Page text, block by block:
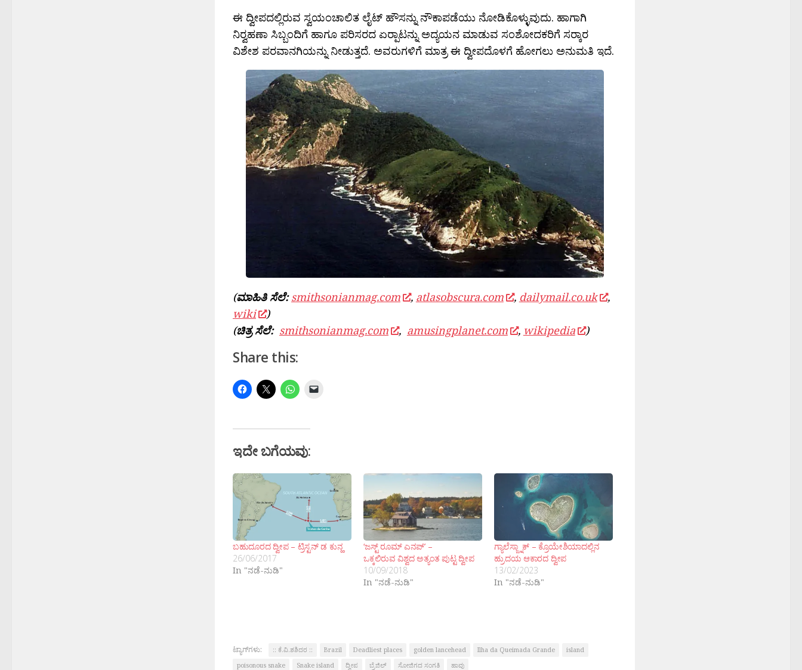
ಈ ದ್ವೀಪದಲ್ಲಿರುವ ಸ್ವಯಂಚಾಲಿತ ಲೈಟ್ ಹೌಸನ್ನು ನೌಕಾಪಡೆಯು ನೋಡಿಕೊಳ್ಳುವುದು. ಹಾಗಾಗಿ
ನಿರ‍್ವಹಣಾ ಸಿಬ್ಬಂದಿಗೆ ಹಾಗೂ ಪರಿಸರದ ಏರ‍್ಪಾಟನ್ನು ಅದ್ಯಯನ ಮಾಡುವ ಸಂಶೋದಕರಿಗೆ ಸರ‍್ಕಾರ
ವಿಶೇಶ ಪರವಾನಗಿಯನ್ನು ನೀಡುತ್ತದೆ. ಅವರುಗಳಿಗೆ ಮಾತ್ರ ಈ ದ್ವೀಪದೊಳಗೆ ಹೋಗಲು ಅನುಮತಿ ಇದೆ.
(ಮಾಹಿತಿ ಸೆಲೆ: smithsonianmag.com , atlasobscura.com , dailymail.co.uk
,
wiki
)
(ಚಿತ್ರ ಸೆಲೆ: smithsonianmag.com , amusingplanet.com , wikipedia )
Share this:
ಇದೇ ಬಗೆಯವು:
ಬಹುದೂರದ ದ್ವೀಪ – ಟ್ರಿಸ್ಟನ್ ಡ ಕುನ್ಹ
26/06/2017
In "ನಡೆ-ನುಡಿ"
‘ಜಸ್ಟ್ ರೂಮ್ ಎನಪ್’ –
ಒಕ್ಕಲಿರುವ ವಿಶ್ವದ ಅತ್ಯಂತ ಪುಟ್ಟ ದ್ವೀಪ
10/09/2018
In "ನಡೆ-ನುಡಿ"
ಗ್ಯಾಲೆಸ್ಜ್ನಾಕ್ – ಕ್ರೊಯೇಶಿಯಾದಲ್ಲಿನ
ಹ್ರುದಯ ಆಕಾರದ ದ್ವೀಪ
13/02/2023
In "ನಡೆ-ನುಡಿ"
ಟ್ಯಾಗ್‌ಗಳು: :: ಕೆ.ವಿ.ಶಶಿದರ :: Brazil Deadliest places golden lancehead Ilha da Queimada Grande
island
poisonous snake
Snake island ದ್ವೀಪ ಬ್ರೆಜಿಲ್ ಸೋಜಿಗದ ಸಂಗತಿ ಹಾವು